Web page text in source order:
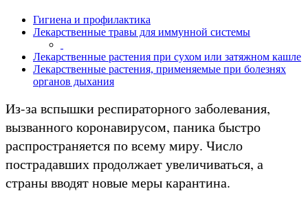
Гигиена и профилактика
Лекарственные травы для иммунной системы
Лекарственные растения при сухом или затяжном кашле
Лекарственные растения, применяемые при болезнях
органов дыхания
Из-за вспышки респираторного заболевания,
вызванного коронавирусом, паника быстро
распространяется по всему миру. Число
пострадавших продолжает увеличиваться, а
страны вводят новые меры карантина.